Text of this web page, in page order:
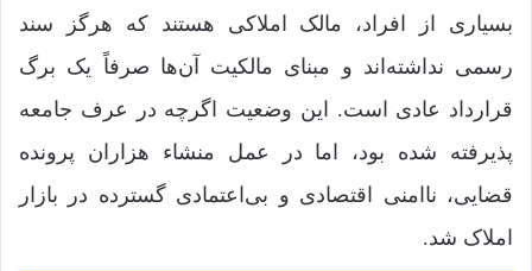
بسیاری از افراد، مالک املاکی هستند که هرگز سند
رسمی نداشته‌اند و مبنای مالکیت آن‌ها صرفاً یک برگ
قرارداد عادی است. این وضعیت اگرچه در عرف جامعه
پذیرفته شده بود، اما در عمل منشاء هزاران پرونده
قضایی، ناامنی اقتصادی و بی‌اعتمادی گسترده در بازار
املاک شد.